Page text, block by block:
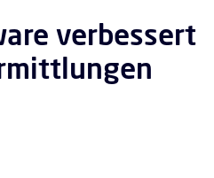
verbessert